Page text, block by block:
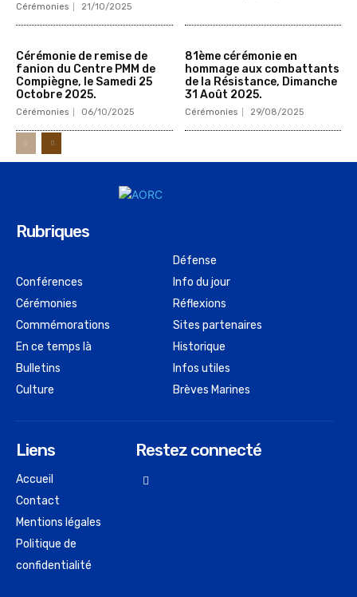
Cérémonies 21/10/2025
Cérémonie de remise de
fanion du Centre PMM de
Compiègne, le Samedi 25
Octobre 2025.
Cérémonies 06/10/2025
81ème cérémonie en
hommage aux combattants
de la Résistance, Dimanche
31 Août 2025.
Cérémonies 29/08/2025
Rubriques
Conférences
Cérémonies
Commémorations
En ce temps là
Bulletins
Culture
Défense
Info du jour
Réflexions
Sites partenaires
Historique
Infos utiles
Brèves Marines
Liens
Accueil
Contact
Mentions légales
Politique de
confidentialité
Restez connecté